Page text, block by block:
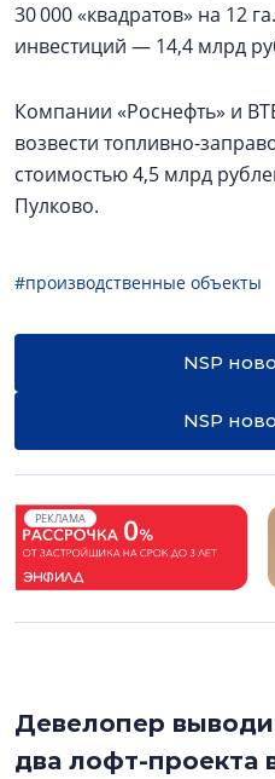
30 000 «квадратов» на 12
инвестиций — 14,4 млрд
Компании «Роснефть» и
возвести топливно-
стоимостью 4,5 млрд
Пулково.
#производственные объекты
NSP
NSP
РЕКЛАМА
Девелопер
два лофт-проекта